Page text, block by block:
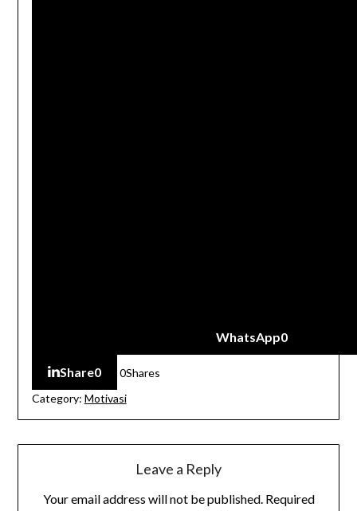
WhatsApp0
Share0 0Shares
Category: Motivasi
Leave a Reply
Your email address will not be published. Required